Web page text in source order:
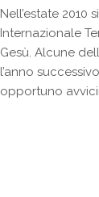
Nell’estate 2010
Internazionale
Gesù. Alcune
l’anno
opportuno